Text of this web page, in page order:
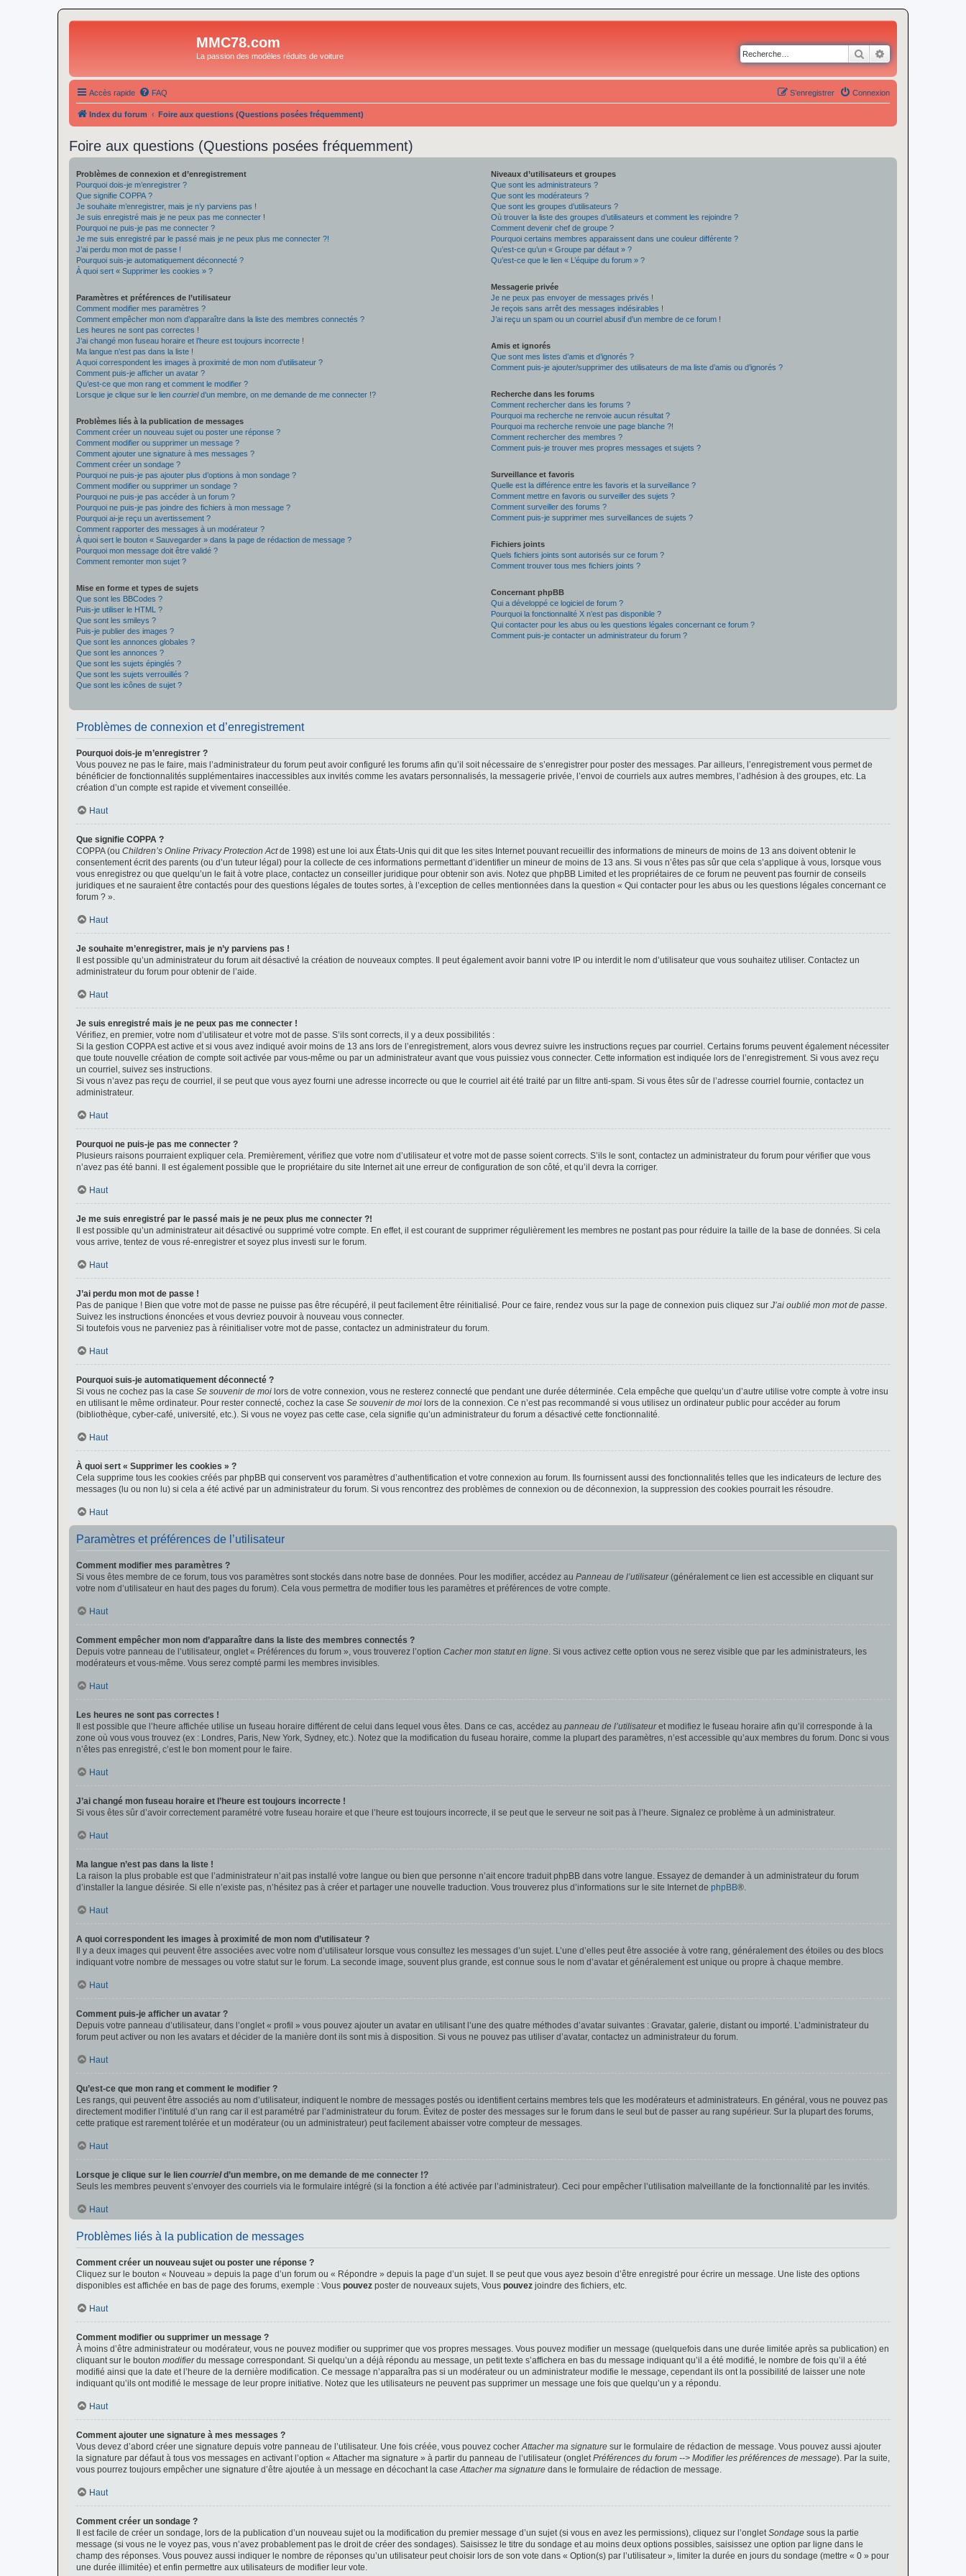
MMC78.com
La passion des modèles réduits de voiture Rechercher
Accès rapide FAQ Connexion
S’enregistrer
Index du forum Foire aux questions (Questions posées fréquemment)
Foire aux questions (Questions posées fréquemment)
Problèmes de connexion et d’enregistrement
Pourquoi dois-je m’enregistrer ?
Que signifie COPPA ?
Je souhaite m’enregistrer, mais je n’y parviens pas !
Je suis enregistré mais je ne peux pas me connecter !
Pourquoi ne puis-je pas me connecter ?
Je me suis enregistré par le passé mais je ne peux plus me connecter ?!
J’ai perdu mon mot de passe !
Pourquoi suis-je automatiquement déconnecté ?
À quoi sert « Supprimer les cookies » ?
Paramètres et préférences de l’utilisateur
Comment modifier mes paramètres ?
Comment empêcher mon nom d’apparaître dans la liste des membres connectés ?
Les heures ne sont pas correctes !
J’ai changé mon fuseau horaire et l’heure est toujours incorrecte !
Ma langue n’est pas dans la liste !
A quoi correspondent les images à proximité de mon nom d’utilisateur ?
Comment puis-je afficher un avatar ?
Qu’est-ce que mon rang et comment le modifier ?
Lorsque je clique sur le lien courrield’un membre, on me demande de me connecter !?
Problèmes liés à la publication de messages
Comment créer un nouveau sujet ou poster une réponse ?
Comment modifier ou supprimer un message ?
Comment ajouter une signature à mes messages ?
Comment créer un sondage ?
Pourquoi ne puis-je pas ajouter plus d’options à mon sondage ?
Comment modifier ou supprimer un sondage ?
Pourquoi ne puis-je pas accéder à un forum ?
Pourquoi ne puis-je pas joindre des fichiers à mon message ?
Pourquoi ai-je reçu un avertissement ?
Comment rapporter des messages à un modérateur ?
À quoi sert le bouton « Sauvegarder » dans la page de rédaction de message ?
Pourquoi mon message doit être validé ?
Comment remonter mon sujet ?
Mise en forme et types de sujets
Que sont les BBCodes ?
Puis-je utiliser le HTML ?
Que sont les smileys ?
Puis-je publier des images ?
Que sont les annonces globales ?
Que sont les annonces ?
Que sont les sujets épinglés ?
Que sont les sujets verrouillés ?
Que sont les icônes de sujet ?
Niveaux d’utilisateurs et groupes
Que sont les administrateurs ?
Que sont les modérateurs ?
Que sont les groupes d’utilisateurs ?
Où trouver la liste des groupes d’utilisateurs et comment les rejoindre ?
Comment devenir chef de groupe ?
Pourquoi certains membres apparaissent dans une couleur différente ?
Qu’est-ce qu’un « Groupe par défaut » ?
Qu’est-ce que le lien « L’équipe du forum » ?
Messagerie privée
Je ne peux pas envoyer de messages privés !
Je reçois sans arrêt des messages indésirables !
J’ai reçu un spam ou un courriel abusif d’un membre de ce forum !
Amis et ignorés
Que sont mes listes d’amis et d’ignorés ?
Comment puis-je ajouter/supprimer des utilisateurs de ma liste d’amis ou d’ignorés ?
Recherche dans les forums
Comment rechercher dans les forums ?
Pourquoi ma recherche ne renvoie aucun résultat ?
Pourquoi ma recherche renvoie une page blanche ?!
Comment rechercher des membres ?
Comment puis-je trouver mes propres messages et sujets ?
Surveillance et favoris
Quelle est la différence entre les favoris et la surveillance ?
Comment mettre en favoris ou surveiller des sujets ?
Comment surveiller des forums ?
Comment puis-je supprimer mes surveillances de sujets ?
Fichiers joints
Quels fichiers joints sont autorisés sur ce forum ?
Comment trouver tous mes fichiers joints ?
Concernant phpBB
Qui a développé ce logiciel de forum ?
Pourquoi la fonctionnalité X n’est pas disponible ?
Qui contacter pour les abus ou les questions légales concernant ce forum ?
Comment puis-je contacter un administrateur du forum ?
Problèmes de connexion et d’enregistrement
Pourquoi dois-je m’enregistrer ?
Vous pouvez ne pas le faire, mais l’administrateur du forum peut avoir configuré les forums afin qu’il soit nécessaire de s’enregistrer pour poster des messages. Par ailleurs, l’enregistrement vous permet de
bénéficier de fonctionnalités supplémentaires inaccessibles aux invités comme les avatars personnalisés, la messagerie privée, l’envoi de courriels aux autres membres, l’adhésion à des groupes, etc. La
création d’un compte est rapide et vivement conseillée.
Haut
Que signifie COPPA ?
COPPA (ou Children’s Online Privacy Protection Actde 1998) est une loi aux États-Unis qui dit que les sites Internet pouvant recueillir des informations de mineurs de moins de 13 ans doivent obtenir le
consentement écrit des parents (ou d’un tuteur légal) pour la collecte de ces informations permettant d’identifier un mineur de moins de 13 ans. Si vous n’êtes pas sûr que cela s’applique à vous, lorsque vous
vous enregistrez ou que quelqu’un le fait à votre place, contactez un conseiller juridique pour obtenir son avis. Notez que phpBB Limited et les propriétaires de ce forum ne peuvent pas fournir de conseils
juridiques et ne sauraient être contactés pour des questions légales de toutes sortes, à l’exception de celles mentionnées dans la question « Qui contacter pour les abus ou les questions légales concernant ce
forum ? ».
Haut
Je souhaite m’enregistrer, mais je n’y parviens pas !
Il est possible qu’un administrateur du forum ait désactivé la création de nouveaux comptes. Il peut également avoir banni votre IP ou interdit le nom d’utilisateur que vous souhaitez utiliser. Contactez un
administrateur du forum pour obtenir de l’aide.
Haut
Je suis enregistré mais je ne peux pas me connecter !
Vérifiez, en premier, votre nom d’utilisateur et votre mot de passe. S’ils sont corrects, il y a deux possibilités :
Si la gestion COPPA est active et si vous avez indiqué avoir moins de 13 ans lors de l’enregistrement, alors vous devrez suivre les instructions reçues par courriel. Certains forums peuvent également nécessiter
que toute nouvelle création de compte soit activée par vous-même ou par un administrateur avant que vous puissiez vous connecter. Cette information est indiquée lors de l’enregistrement. Si vous avez reçu
un courriel, suivez ses instructions.
Si vous n’avez pas reçu de courriel, il se peut que vous ayez fourni une adresse incorrecte ou que le courriel ait été traité par un filtre anti-spam. Si vous êtes sûr de l’adresse courriel fournie, contactez un
administrateur.
Haut
Pourquoi ne puis-je pas me connecter ?
Plusieurs raisons pourraient expliquer cela. Premièrement, vérifiez que votre nom d’utilisateur et votre mot de passe soient corrects. S’ils le sont, contactez un administrateur du forum pour vérifier que vous
n’avez pas été banni. Il est également possible que le propriétaire du site Internet ait une erreur de configuration de son côté, et qu’il devra la corriger.
Haut
Je me suis enregistré par le passé mais je ne peux plus me connecter ?!
Il est possible qu’un administrateur ait désactivé ou supprimé votre compte. En effet, il est courant de supprimer régulièrement les membres ne postant pas pour réduire la taille de la base de données. Si cela
vous arrive, tentez de vous ré-enregistrer et soyez plus investi sur le forum.
Haut
J’ai perdu mon mot de passe !
Pas de panique ! Bien que votre mot de passe ne puisse pas être récupéré, il peut facilement être réinitialisé. Pour ce faire, rendez vous sur la page de connexion puis cliquez sur J’ai oublié mon mot de passe
Suivez les instructions énoncées et vous devriez pouvoir à nouveau vous connecter.
Si toutefois vous ne parveniez pas à réinitialiser votre mot de passe, contactez un administrateur du forum.
Haut
Pourquoi suis-je automatiquement déconnecté ?
Si vous ne cochez pas la case Se souvenir de moi lors de votre connexion, vous ne resterez connecté que pendant une durée déterminée. Cela empêche que quelqu’un d’autre utilise votre compte à votre insu
en utilisant le même ordinateur. Pour rester connecté, cochez la case Se souvenir de moi lors de la connexion. Ce n’est pas recommandé si vous utilisez un ordinateur public pour accéder au forum
(bibliothèque, cyber-café, université, etc.). Si vous ne voyez pas cette case, cela signifie qu’un administrateur du forum a désactivé cette fonctionnalité.
Haut
À quoi sert « Supprimer les cookies » ?
Cela supprime tous les cookies créés par phpBB qui conservent vos paramètres d’authentification et votre connexion au forum. Ils fournissent aussi des fonctionnalités telles que les indicateurs de lecture des
messages (lu ou non lu) si cela a été activé par un administrateur du forum. Si vous rencontrez des problèmes de connexion ou de déconnexion, la suppression des cookies pourrait les résoudre.
Haut
Paramètres et préférences de l’utilisateur
Comment modifier mes paramètres ?
Si vous êtes membre de ce forum, tous vos paramètres sont stockés dans notre base de données. Pour les modifier, accédez au Panneau de l’utilisateur(généralement ce lien est accessible en cliquant sur
votre nom d’utilisateur en haut des pages du forum). Cela vous permettra de modifier tous les paramètres et préférences de votre compte.
Haut
Comment empêcher mon nom d’apparaître dans la liste des membres connectés ?
Depuis votre panneau de l’utilisateur, onglet « Préférences du forum », vous trouverez l’option Cacher mon statut en ligne . Si vous activez cette option vous ne serez visible que par les administrateurs, les
modérateurs et vous-même. Vous serez compté parmi les membres invisibles.
Haut
Les heures ne sont pas correctes !
Il est possible que l’heure affichée utilise un fuseau horaire différent de celui dans lequel vous êtes. Dans ce cas, accédez au panneau de l’utilisateuret modifiez le fuseau horaire afin qu’il corresponde à la
zone où vous vous trouvez (ex : Londres, Paris, New York, Sydney, etc.). Notez que la modification du fuseau horaire, comme la plupart des paramètres, n’est accessible qu’aux membres du forum. Donc si vous
n’êtes pas enregistré, c’est le bon moment pour le faire.
Haut
J’ai changé mon fuseau horaire et l’heure est toujours incorrecte !
Si vous êtes sûr d’avoir correctement paramétré votre fuseau horaire et que l’heure est toujours incorrecte, il se peut que le serveur ne soit pas à l’heure. Signalez ce problème à un administrateur.
Haut
Ma langue n’est pas dans la liste !
La raison la plus probable est que l’administrateur n’ait pas installé votre langue ou bien que personne n’ait encore traduit phpBB dans votre langue. Essayez de demander à un administrateur du forum
d’installer la langue désirée. Si elle n’existe pas, n’hésitez pas à créer et partager une nouvelle traduction. Vous trouverez plus d’informations sur le site Internet de phpBB®.
Haut
A quoi correspondent les images à proximité de mon nom d’utilisateur ?
Il y a deux images qui peuvent être associées avec votre nom d’utilisateur lorsque vous consultez les messages d’un sujet. L’une d’elles peut être associée à votre rang, généralement des étoiles ou des blocs
indiquant votre nombre de messages ou votre statut sur le forum. La seconde image, souvent plus grande, est connue sous le nom d’avatar et généralement est unique ou propre à chaque membre.
Haut
Comment puis-je afficher un avatar ?
Depuis votre panneau d’utilisateur, dans l’onglet « profil » vous pouvez ajouter un avatar en utilisant l’une des quatre méthodes d’avatar suivantes : Gravatar, galerie, distant ou importé. L’administrateur du
forum peut activer ou non les avatars et décider de la manière dont ils sont mis à disposition. Si vous ne pouvez pas utiliser d’avatar, contactez un administrateur du forum.
Haut
Qu’est-ce que mon rang et comment le modifier ?
Les rangs, qui peuvent être associés au nom d’utilisateur, indiquent le nombre de messages postés ou identifient certains membres tels que les modérateurs et administrateurs. En général, vous ne pouvez pas
directement modifier l’intitulé d’un rang car il est paramétré par l’administrateur du forum. Évitez de poster des messages sur le forum dans le seul but de passer au rang supérieur. Sur la plupart des forums,
cette pratique est rarement tolérée et un modérateur (ou un administrateur) peut facilement abaisser votre compteur de messages.
Haut
Lorsque je clique sur le lien courrield’un membre, on me demande de me connecter !?
Seuls les membres peuvent s’envoyer des courriels via le formulaire intégré (si la fonction a été activée par l’administrateur). Ceci pour empêcher l’utilisation malveillante de la fonctionnalité par les invités.
Haut
Problèmes liés à la publication de messages
Comment créer un nouveau sujet ou poster une réponse ?
Cliquez sur le bouton « Nouveau » depuis la page d’un forum ou « Répondre » depuis la page d’un sujet. Il se peut que vous ayez besoin d’être enregistré pour écrire un message. Une liste des options
disponibles est affichée en bas de page des forums, exemple : Vous pouvez poster de nouveaux sujets, Vous pouvez joindre des fichiers, etc.
Haut
Comment modifier ou supprimer un message ?
À moins d’être administrateur ou modérateur, vous ne pouvez modifier ou supprimer que vos propres messages. Vous pouvez modifier un message (quelquefois dans une durée limitée après sa publication) en
cliquant sur le bouton modifierdu message correspondant. Si quelqu’un a déjà répondu au message, un petit texte s’affichera en bas du message indiquant qu’il a été modifié, le nombre de fois qu’il a été
modifié ainsi que la date et l’heure de la dernière modification. Ce message n’apparaîtra pas si un modérateur ou un administrateur modifie le message, cependant ils ont la possibilité de laisser une note
indiquant qu’ils ont modifié le message de leur propre initiative. Notez que les utilisateurs ne peuvent pas supprimer un message une fois que quelqu’un y a répondu.
Haut
Comment ajouter une signature à mes messages ?
Vous devez d’abord créer une signature depuis votre panneau de l’utilisateur. Une fois créée, vous pouvez cocher Attacher ma signature sur le formulaire de rédaction de message. Vous pouvez aussi ajouter
la signature par défaut à tous vos messages en activant l’option « Attacher ma signature » à partir du panneau de l’utilisateur (onglet Préférences du forum --> Modifier les préférences de message). Par la suite,
vous pourrez toujours empêcher une signature d’être ajoutée à un message en décochant la case Attacher ma signature dans le formulaire de rédaction de message.
Haut
Comment créer un sondage ?
Il est facile de créer un sondage, lors de la publication d’un nouveau sujet ou la modification du premier message d’un sujet (si vous en avez les permissions), cliquez sur l’onglet Sondage sous la partie
message (si vous ne le voyez pas, vous n’avez probablement pas le droit de créer des sondages). Saisissez le titre du sondage et au moins deux options possibles, saisissez une option par ligne dans le
champ des réponses. Vous pouvez aussi indiquer le nombre de réponses qu’un utilisateur peut choisir lors de son vote dans « Option(s) par l’utilisateur », limiter la durée en jours du sondage (mettre « 0 » pour
une durée illimitée) et enfin permettre aux utilisateurs de modifier leur vote.